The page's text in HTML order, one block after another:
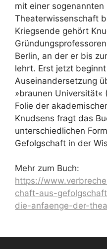
mit einer
Theaterwissenschaft
Kriegsende gehört
Berlin, an der er bis
lehrt. Erst jetzt
Auseinandersetzung
»braunen Universität«
Folie der
Knudsens fragt das
unterschiedlichen
Gefolgschaft in der
Mehr zum Buch:
https://
chaft-aus-
die-anfaenge-der-